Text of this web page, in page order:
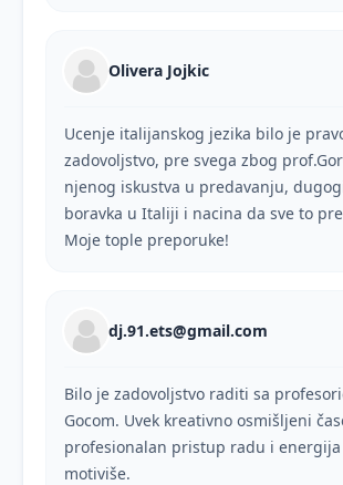
Olivera Jojkic
Ucenje italijanskog jezika bilo je
zadovoljstvo, pre svega zbog
njenog iskustva u predavanju,
boravka u Italiji i nacina da sve to
Moje tople preporuke!
dj.91.ets@gmail.com
Bilo je zadovoljstvo raditi sa
Gocom. Uvek kreativno osmišljeni
profesionalan pristup radu i energija
motiviše.